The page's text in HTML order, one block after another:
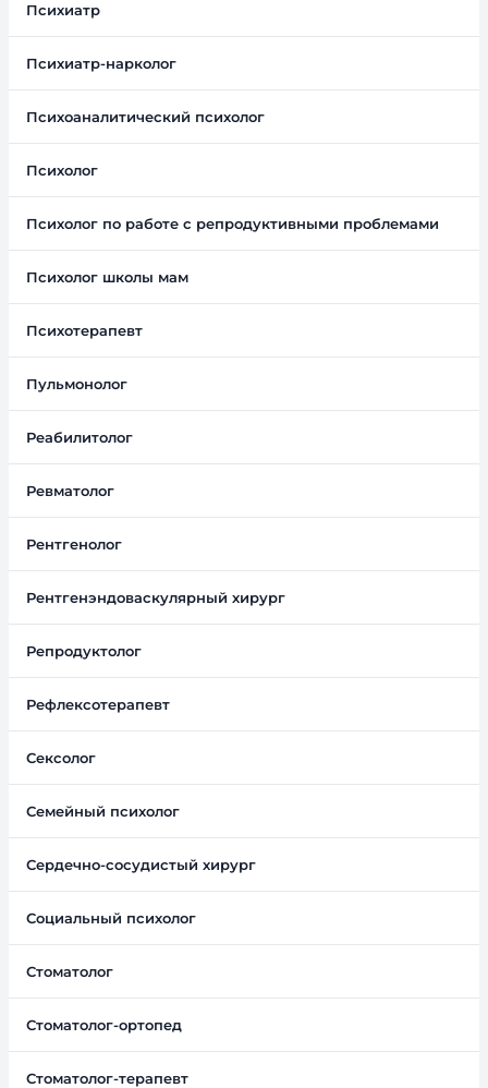
Психиатр
Психиатр-нарколог
Психоаналитический психолог
Психолог
Психолог по работе с репродуктивными проблемами
Психолог школы мам
Психотерапевт
Пульмонолог
Реабилитолог
Ревматолог
Рентгенолог
Рентгенэндоваскулярный хирург
Репродуктолог
Рефлексотерапевт
Сексолог
Семейный психолог
Сердечно-сосудистый хирург
Социальный психолог
Стоматолог
Стоматолог-ортопед
Стоматолог-терапевт